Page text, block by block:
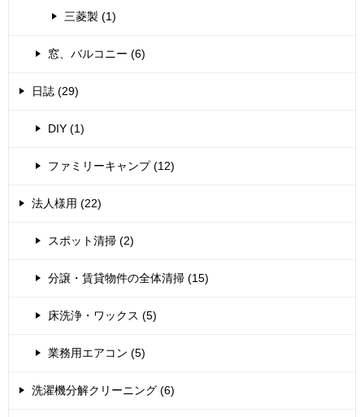
三菱製 (1)
窓、バルコニー (6)
日誌 (29)
DIY (1)
ファミリーキャンプ (12)
法人様用 (22)
スポット清掃 (2)
分譲・賃貸物件の全体清掃 (15)
床洗浄・ワックス (5)
業務用エアコン (5)
洗濯機分解クリーニング (6)